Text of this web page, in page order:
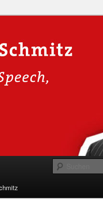
&
Sie Live-